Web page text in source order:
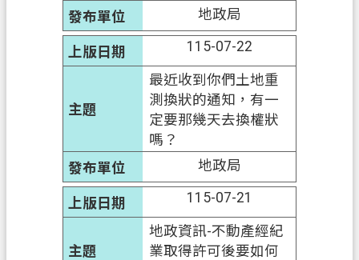
地政局
115-07-22
最近收到你們土地重
測換狀的通知，有一
定要那幾天去換權狀
嗎？
地政局
115-07-21
地政資訊-不動產經紀
業取得許可後要如何